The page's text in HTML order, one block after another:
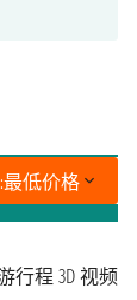
最低价格
行程 3D 视频